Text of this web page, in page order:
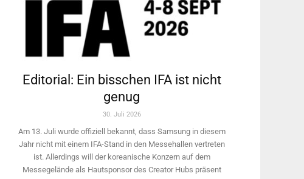
Editorial: Ein bisschen IFA ist nicht
genug
30. Juli 2026
Am 13. Juli wurde offiziell bekannt, dass Samsung in diesem
Jahr nicht mit einem IFA-Stand in den Messehallen vertreten
ist. Allerdings will ­der koreanische Konzern auf dem
Messegelände als Hautsponsor des Creator Hubs präsent